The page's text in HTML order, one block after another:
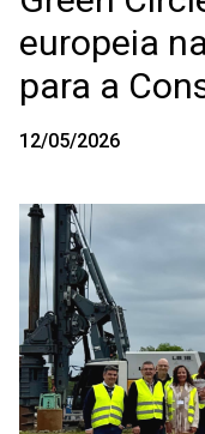
europeia
para a
12/05/2026